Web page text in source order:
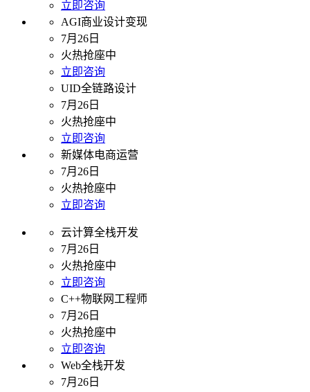
立即咨询
AGI商业设计变现
7月26日
火热抢座中
立即咨询
UID全链路设计
7月26日
火热抢座中
立即咨询
新媒体电商运营
7月26日
火热抢座中
立即咨询
云计算全栈开发
7月26日
火热抢座中
立即咨询
C++物联网工程师
7月26日
火热抢座中
立即咨询
Web全栈开发
7月26日